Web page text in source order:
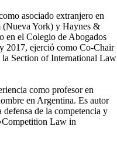
asociado extranjero en
(Nueva York) y Haynes &
en el Colegio de Abogados
2017, ejerció como Co-Chair
Section of International Law
como profesor en
en Argentina. Es autor
de la competencia y
Law in